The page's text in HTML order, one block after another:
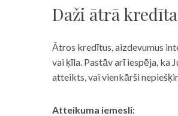
Daži ātrā
Ātros kredītus, aizdevumus
vai ķīla. Pastāv arī iespēja, ka
atteikts, vai vienkārši
Atteikuma iemesli: